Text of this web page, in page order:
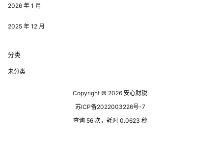
产业集聚…
2026 年 1 月
2025 年 12 月
分类
未分类
Copyright © 2026 安心财税
苏ICP备2022003226号-7
查询 56 次，耗时 0.0623 秒